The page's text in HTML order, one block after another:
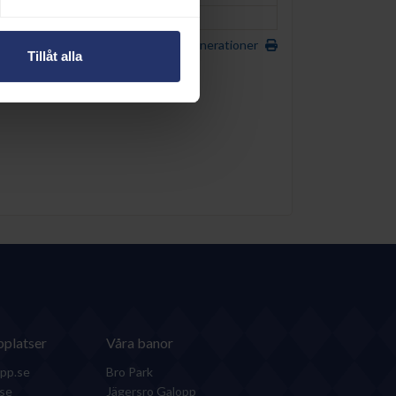
Tillåt alla
Utskrivbar sida med 5 generationer
Våra banor
Bro Park
Jägersro Galopp